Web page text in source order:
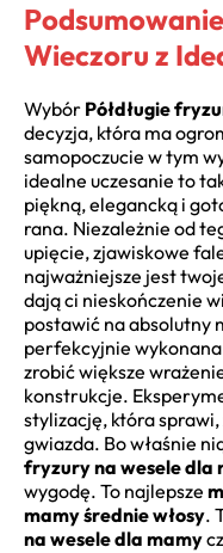
Wieczoru z
Wybór Półdługie
decyzja, która ma
samopoczucie w tym
idealne uczesanie to
piękną, elegancką i
rana. Niezależnie od
upięcie, zjawiskowe
najważniejsze jest
dają ci nieskończenie
postawić na absolutny
perfekcyjnie wykonana
zrobić większe
konstrukcje.
stylizację, która
gwiazda. Bo właśnie
fryzury na wesele dla
wygodę. To najlepsze
mamy średnie włosy.
na wesele dla mamy